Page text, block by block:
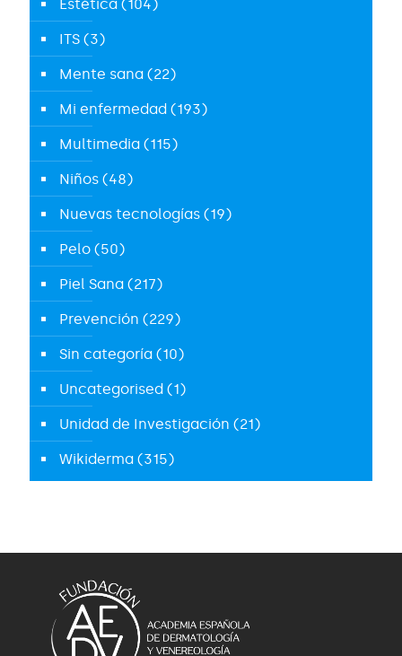
Estética (104)
ITS (3)
Mente sana (22)
Mi enfermedad (193)
Multimedia (115)
Niños (48)
Nuevas tecnologías (19)
Pelo (50)
Piel Sana (217)
Prevención (229)
Sin categoría (10)
Uncategorised (1)
Unidad de Investigación (21)
Wikiderma (315)